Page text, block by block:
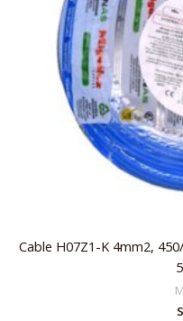
Cable H07Z1-K 4mm2,